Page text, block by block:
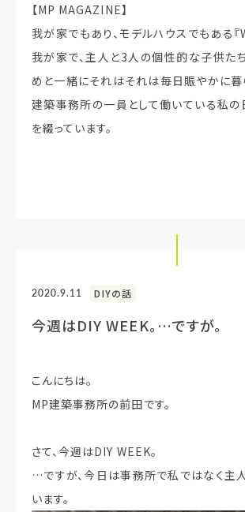
【MP MAGAZINE】
我が家でもあり、モデルハウスでもある『
我が家で、主人と3人の個性的な子供た
めと一緒にそれはそれは毎日賑やかに暮
建築事務所の一員として働いている私の
を綴っています。
2020.9.11 DIYの話
今週はDIY WEEK。…ですが。
こんにちは。
MP建築事務所の前田です。
さて、今週はDIY WEEK。
…ですが、今日は事務所で私ではなく主
います。